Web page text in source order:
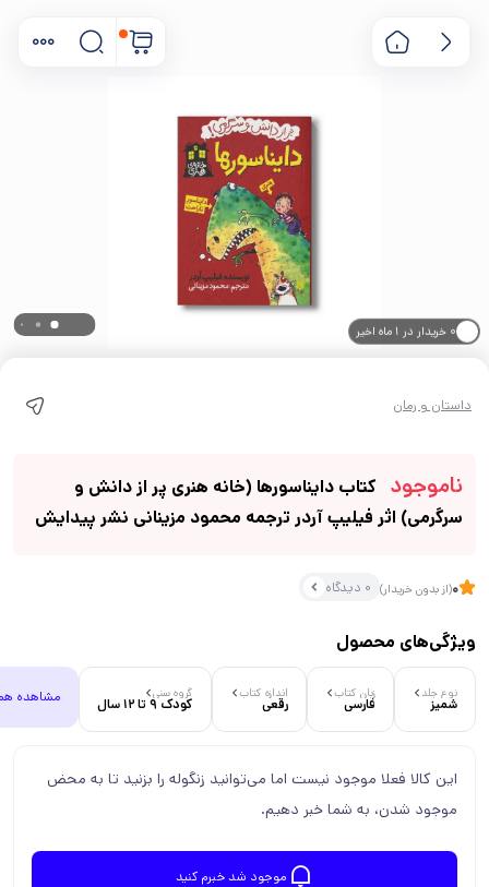
۰ خریدار در ۱ ماه اخیر
داستان و رمان
ناموجود
کتاب دایناسورها (خانه هنری پر از دانش و
سرگرمی) اثر فیلیپ آردر ترجمه محمود مزینانی نشر پیدایش
0(از بدون خریدار) 0 دیدگاه
ویژگی‌های محصول
نوع جلد
شمیز
زبان کتاب
فارسی
اندازه کتاب
رقعی
گروه سنی
کودک 9 تا 12 سال مشاهده
این کالا فعلا موجود نیست اما می‌توانید زنگوله را بزنید تا به محض
موجود شدن، به شما خبر دهیم.
موجود شد خبرم کنید